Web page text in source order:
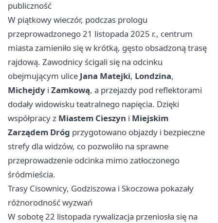
publiczność
W piątkowy wieczór, podczas prologu
przeprowadzonego 21 listopada 2025 r., centrum
miasta zamieniło się w krótką, gęsto obsadzoną trasę
rajdową. Zawodnicy ścigali się na odcinku
obejmującym ulice Jana Matejki, Londzina,
Michejdy i Zamkową, a przejazdy pod reflektorami
dodały widowisku teatralnego napięcia. Dzięki
współpracy z Miastem Cieszyn i Miejskim
Zarządem Dróg przygotowano objazdy i bezpieczne
strefy dla widzów, co pozwoliło na sprawne
przeprowadzenie odcinka mimo zatłoczonego
śródmieścia.
Trasy Cisownicy, Godziszowa i Skoczowa pokazały
różnorodność wyzwań
W sobotę 22 listopada rywalizacja przeniosła się na